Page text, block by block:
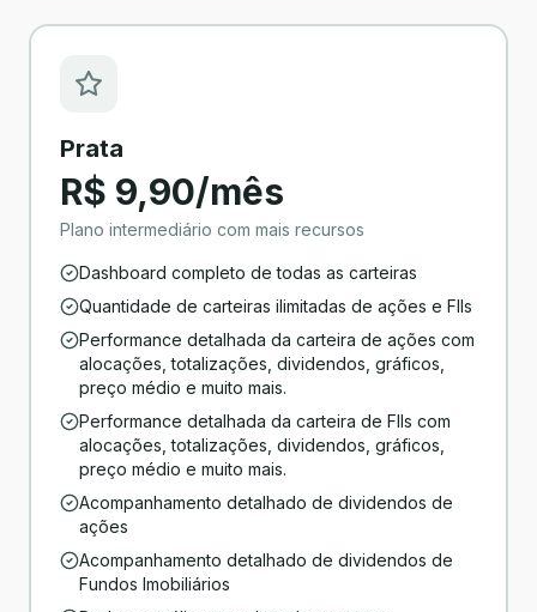
Prata
R$ 9,90/mês
Plano intermediário com mais recursos
Dashboard completo de todas as carteiras
Quantidade de carteiras ilimitadas de ações e FIIs
Performance detalhada da carteira de ações com
alocações, totalizações, dividendos, gráficos,
preço médio e muito mais.
Performance detalhada da carteira de FIIs com
alocações, totalizações, dividendos, gráficos,
preço médio e muito mais.
Acompanhamento detalhado de dividendos de
ações
Acompanhamento detalhado de dividendos de
Fundos Imobiliários